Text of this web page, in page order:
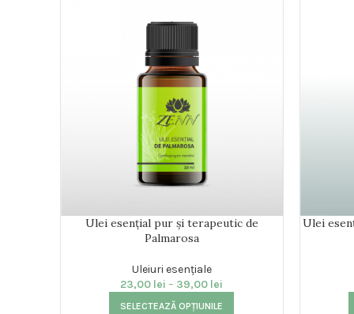
Ulei esențial pur și terapeutic de
Palmarosa
Uleiuri esențiale
23,00 lei – 39,00 lei
SELECTEAZĂ OPȚIUNILE
Ulei